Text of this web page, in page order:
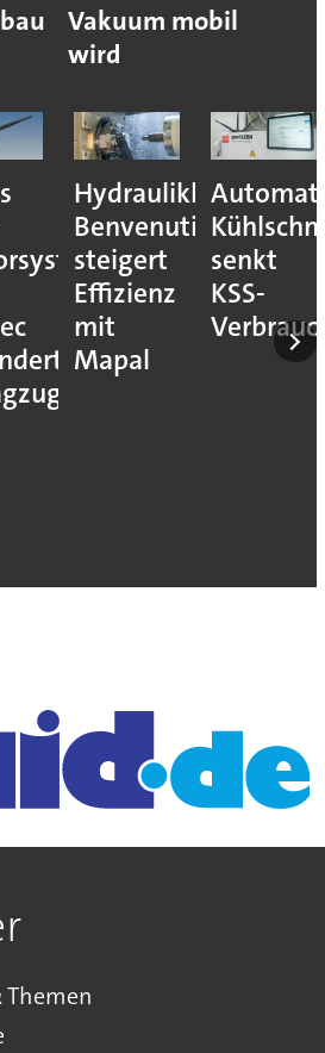
Vakuum mobil
wird
Hydraulikhersteller
Benvenuti
steigert
Effizienz
mit
Mapal
senkt
KSS-